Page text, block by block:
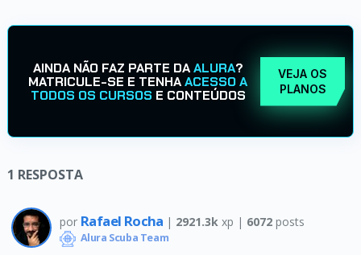
AINDA NÃO FAZ PARTE DAALURA?
MATRICULE-SE E TENHAACESSO A
TODOS OS CURSOS E CONTEÚDOS
VEJA OS
PLANOS
1 RESPOSTA
por Rafael Rocha | 2921.3k xp | 6072 posts
Alura Scuba Team